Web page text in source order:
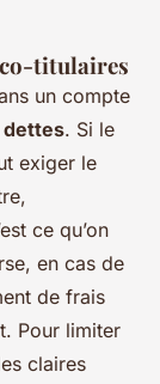
co-titulaires
un compte
dettes. Si le
exiger le
ce qu’on
en cas de
de frais
Pour limiter
claires